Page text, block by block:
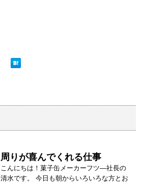
周りが喜んでくれる仕事
こんにちは！菓子缶メーカーフツ―社長の
清水です。 今日も朝からいろいろな方とお